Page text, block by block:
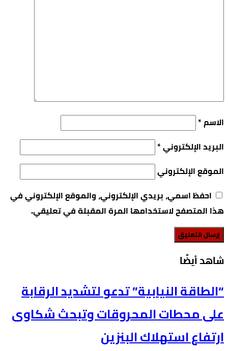
الاسم*
البريد الإلكتروني*
الموقع الإلكتروني
احفظ اسمي، بريدي الإلكتروني، والموقع الإلكتروني في
هذا المتصفح لاستخدامها المرة المقبلة في تعليقي.
‫شاهد أيضًا‬
“الطاقة النيابية” تدعو لتشديد الرقابة
على محطات المحروقات وتبحث شكاوى
ارتفاع استهلاك البنزين